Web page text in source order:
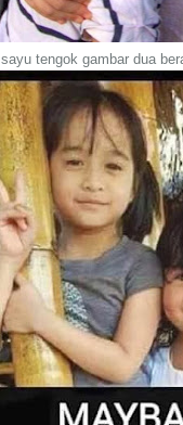
sayu tengok gambar dua